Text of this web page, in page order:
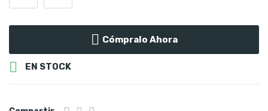
Cómpralo Ahora
 EN STOCK